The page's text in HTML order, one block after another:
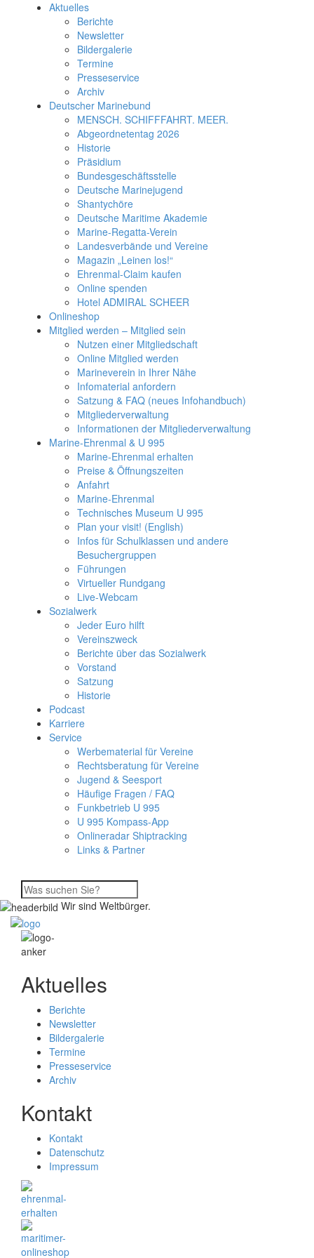
Aktuelles
Berichte
Newsletter
Bildergalerie
Termine
Presseservice
Archiv
Deutscher Marinebund
MENSCH. SCHIFFFAHRT. MEER.
Abgeordnetentag 2026
Historie
Präsidium
Bundesgeschäftsstelle
Deutsche Marinejugend
Shantychöre
Deutsche Maritime Akademie
Marine-Regatta-Verein
Landesverbände und Vereine
Magazin „Leinen los!“
Ehrenmal-Claim kaufen
Online spenden
Hotel ADMIRAL SCHEER
Onlineshop
Mitglied werden – Mitglied sein
Nutzen einer Mitgliedschaft
Online Mitglied werden
Marineverein in Ihrer Nähe
Infomaterial anfordern
Satzung & FAQ (neues Infohandbuch)
Mitgliederverwaltung
Informationen der Mitgliederverwaltung
Marine-Ehrenmal & U 995
Marine-Ehrenmal erhalten
Preise & Öffnungszeiten
Anfahrt
Marine-Ehrenmal
Technisches Museum U 995
Plan your visit! (English)
Infos für Schulklassen und andere
Besuchergruppen
Führungen
Virtueller Rundgang
Live-Webcam
Sozialwerk
Jeder Euro hilft
Vereinszweck
Berichte über das Sozialwerk
Vorstand
Satzung
Historie
Podcast
Karriere
Service
Werbematerial für Vereine
Rechtsberatung für Vereine
Jugend & Seesport
Häufige Fragen / FAQ
Funkbetrieb U 995
U 995 Kompass-App
Onlineradar Shiptracking
Links & Partner
Wir sind Weltbürger.
Aktuelles
Berichte
Newsletter
Bildergalerie
Termine
Presseservice
Archiv
Kontakt
Kontakt
Datenschutz
Impressum